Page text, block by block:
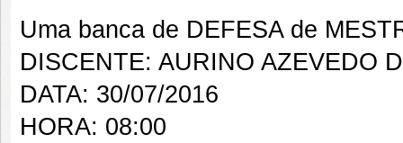
Uma banca de DEFESA de
DISCENTE: AURINO AZEVEDO
DATA: 30/07/2016
HORA: 08:00